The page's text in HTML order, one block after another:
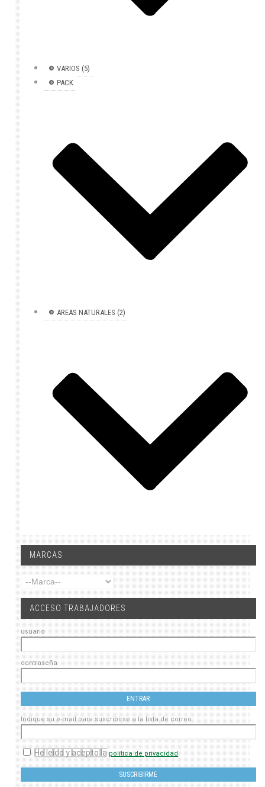
VARIOS (5)
PACK
AREAS NATURALES (2)
MARCAS
ACCESO TRABAJADORES
usuario
contraseña
Indique su e-mail para suscribirse a la lista de correo
He leído y acepto la política de privacidad